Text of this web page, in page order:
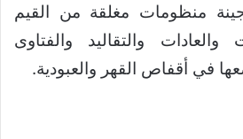
منظومات مغلقة من القيم
والعادات والتقاليد والفتاوى
في أقفاص القهر والعبودية.